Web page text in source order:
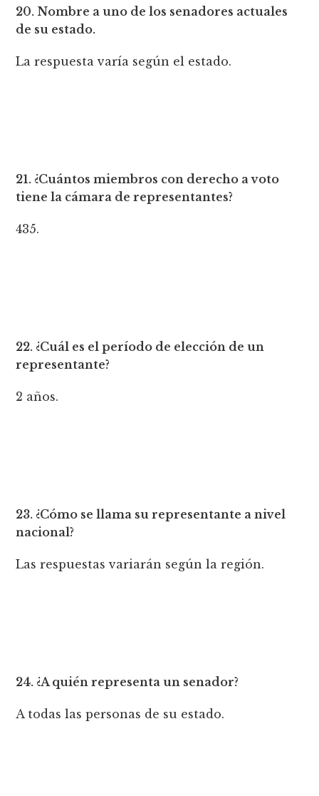
20. Nombre a uno de los senadores actuales
de su estado.
La respuesta varía según el estado.
21. ¿Cuántos miembros con derecho a voto
tiene la cámara de representantes?
435.
22. ¿Cuál es el período de elección de un
representante?
2 años.
23. ¿Cómo se llama su representante a nivel
nacional?
Las respuestas variarán según la región.
24. ¿A quién representa un senador?
A todas las personas de su estado.